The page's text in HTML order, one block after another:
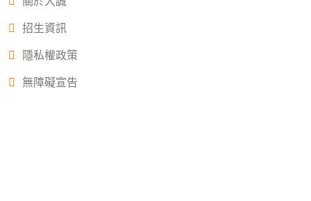
招生資訊
隱私權政策
無障礙宣告